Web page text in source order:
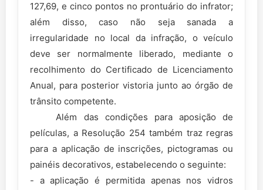
127,69, e cinco pontos no prontuário do infrator;
além disso, caso não seja sanada a
irregularidade no local da infração, o veículo
deve ser normalmente liberado, mediante o
recolhimento do Certificado de Licenciamento
Anual, para posterior vistoria junto ao órgão de
trânsito competente.
Além das condições para aposição de
películas, a Resolução 254 também traz regras
para a aplicação de inscrições, pictogramas ou
painéis decorativos, estabelecendo o seguinte:
- a aplicação é permitida apenas nos vidros